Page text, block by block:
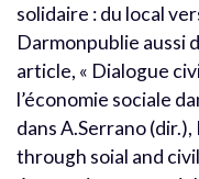
solidaire : du local
Darmonpublie aussi
article, « Dialogue
l’économie sociale
dans A.Serrano
through soial and